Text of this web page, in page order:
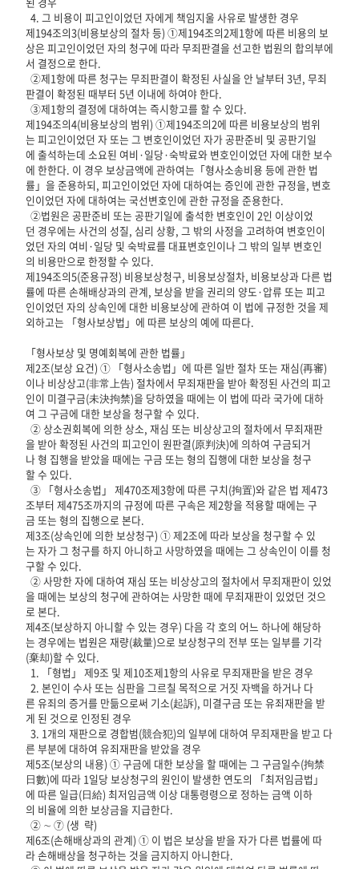
4. 그 비용이 피고인이었던 자에게 책임지울 사유로 발생한 경우
제194조의3(비용보상의 절차 등) ①제194조의2제1항에 따른 비용의 보
상은 피고인이었던 자의 청구에 따라 무죄판결을 선고한 법원의 합의부에
서 결정으로 한다.
②제1항에 따른 청구는 무죄판결이 확정된 사실을 안 날부터 3년, 무죄
판결이 확정된 때부터 5년 이내에 하여야 한다.
③제1항의 결정에 대하여는 즉시항고를 할 수 있다.
제194조의4(비용보상의 범위) ①제194조의2에 따른 비용보상의 범위
는 피고인이었던 자 또는 그 변호인이었던 자가 공판준비 및 공판기일
에 출석하는데 소요된 여비·일당·숙박료와 변호인이었던 자에 대한 보수
에 한한다. 이 경우 보상금액에 관하여는「형사소송비용 등에 관한 법
률」을 준용하되, 피고인이었던 자에 대하여는 증인에 관한 규정을, 변호
인이었던 자에 대하여는 국선변호인에 관한 규정을 준용한다.
②법원은 공판준비 또는 공판기일에 출석한 변호인이 2인 이상이었
던 경우에는 사건의 성질, 심리 상황, 그 밖의 사정을 고려하여 변호인이
었던 자의 여비·일당 및 숙박료를 대표변호인이나 그 밖의 일부 변호인
의 비용만으로 한정할 수 있다.
제194조의5(준용규정) 비용보상청구, 비용보상절차, 비용보상과 다른 법
률에 따른 손해배상과의 관계, 보상을 받을 권리의 양도·압류 또는 피고
인이었던 자의 상속인에 대한 비용보상에 관하여 이 법에 규정한 것을 제
외하고는 「형사보상법」에 따른 보상의 예에 따른다.
「형사보상 및 명예회복에 관한 법률」
제2조(보상 요건) ① 「형사소송법」에 따른 일반 절차 또는 재심(再審)
이나 비상상고(非常上告) 절차에서 무죄재판을 받아 확정된 사건의 피고
인이 미결구금(未決拘禁)을 당하였을 때에는 이 법에 따라 국가에 대하
여 그 구금에 대한 보상을 청구할 수 있다.
② 상소권회복에 의한 상소, 재심 또는 비상상고의 절차에서 무죄재판
을 받아 확정된 사건의 피고인이 원판결(原判決)에 의하여 구금되거
나 형 집행을 받았을 때에는 구금 또는 형의 집행에 대한 보상을 청구
할 수 있다.
③ 「형사소송법」 제470조제3항에 따른 구치(拘置)와 같은 법 제473
조부터 제475조까지의 규정에 따른 구속은 제2항을 적용할 때에는 구
금 또는 형의 집행으로 본다.
제3조(상속인에 의한 보상청구) ① 제2조에 따라 보상을 청구할 수 있
는 자가 그 청구를 하지 아니하고 사망하였을 때에는 그 상속인이 이를 청
구할 수 있다.
② 사망한 자에 대하여 재심 또는 비상상고의 절차에서 무죄재판이 있었
을 때에는 보상의 청구에 관하여는 사망한 때에 무죄재판이 있었던 것으
로 본다.
제4조(보상하지 아니할 수 있는 경우) 다음 각 호의 어느 하나에 해당하
는 경우에는 법원은 재량(裁量)으로 보상청구의 전부 또는 일부를 기각
(棄却)할 수 있다.
1. 「형법」 제9조 및 제10조제1항의 사유로 무죄재판을 받은 경우
2. 본인이 수사 또는 심판을 그르칠 목적으로 거짓 자백을 하거나 다
른 유죄의 증거를 만듦으로써 기소(起訴), 미결구금 또는 유죄재판을 받
게 된 것으로 인정된 경우
3. 1개의 재판으로 경합범(競合犯)의 일부에 대하여 무죄재판을 받고 다
른 부분에 대하여 유죄재판을 받았을 경우
제5조(보상의 내용) ① 구금에 대한 보상을 할 때에는 그 구금일수(拘禁
日數)에 따라 1일당 보상청구의 원인이 발생한 연도의 「최저임금법」
에 따른 일급(日給) 최저임금액 이상 대통령령으로 정하는 금액 이하
의 비율에 의한 보상금을 지급한다.
② ∼ ⑦ (생 략)
제6조(손해배상과의 관계) ① 이 법은 보상을 받을 자가 다른 법률에 따
라 손해배상을 청구하는 것을 금지하지 아니한다.